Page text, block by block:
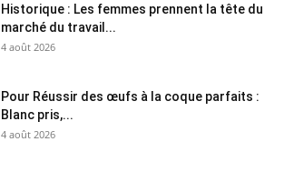
Historique : Les femmes prennent la tête du
marché du travail...
4 août 2026
Pour Réussir des œufs à la coque parfaits :
Blanc pris,...
4 août 2026